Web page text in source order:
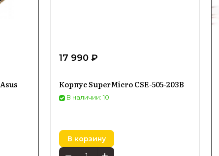
17 990 ₽
Корпус SuperMicro CSE-505-203B
В наличии: 10
В корзину